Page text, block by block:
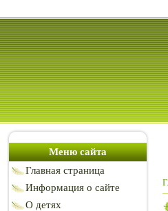
Меню сайта
Главная страница
Информация о сайте
О детях